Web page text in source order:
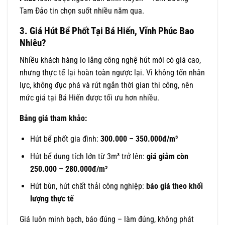
Tam Đảo tin chọn suốt nhiều năm qua.
3. Giá Hút Bể Phốt Tại Bá Hiến, Vĩnh Phúc Bao
Nhiêu?
Nhiều khách hàng lo lắng công nghệ hút mới có giá cao,
nhưng thực tế lại hoàn toàn ngược lại. Vì không tốn nhân
lực, không đục phá và rút ngắn thời gian thi công, nên
mức giá tại Bá Hiến được tối ưu hơn nhiều.
Bảng giá tham khảo:
Hút bể phốt gia đình: 300.000 – 350.000đ/m³
Hút bể dung tích lớn từ 3m³ trở lên: giá giảm còn
250.000 – 280.000đ/m³
Hút bùn, hút chất thải công nghiệp: báo giá theo khối
lượng thực tế
Giá luôn minh bạch, báo đúng – làm đúng, không phát